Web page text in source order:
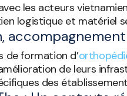
les acteurs
logistique et matériel
formation d’
de leurs
des